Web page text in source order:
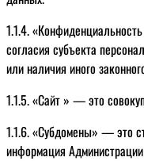
1.1.4.
согласия субъекта
или наличия иного
1.1.5. «Сайт » — это
1.1.6. «Субдомены» — это
информация Администрации